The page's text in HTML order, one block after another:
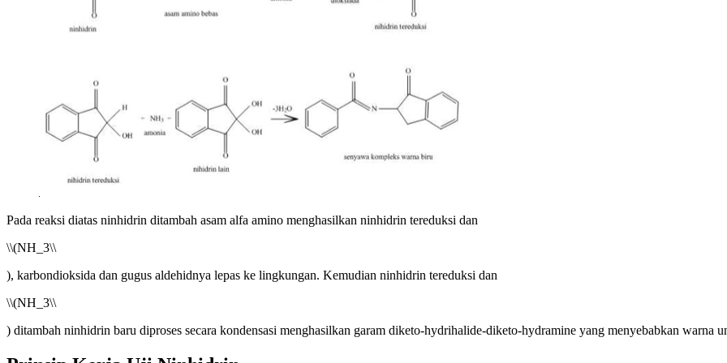
Pada reaksi diatas ninhidrin ditambah asam alfa amino menghasilkan ninhidrin tereduksi dan
\\(NH_3\\
), karbondioksida dan gugus aldehidnya lepas ke lingkungan. Kemudian ninhidrin tereduksi dan
\\(NH_3\\
) ditambah ninhidrin baru diproses secara kondensasi menghasilkan garam diketo-hydrihalide-diketo-hydramine yang menyebabkan warna